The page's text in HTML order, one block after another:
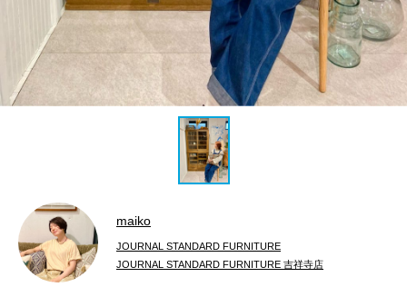
maiko
JOURNAL STANDARD FURNITURE
JOURNAL STANDARD FURNITURE 吉祥寺店